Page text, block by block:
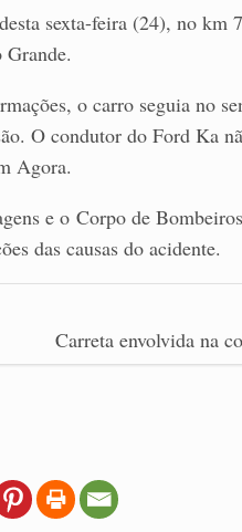
sexta-feira (24), no
o carro seguia no
O condutor do Ford Ka
Agora.
e o Corpo de
das causas do acidente.
Carreta envolvida na